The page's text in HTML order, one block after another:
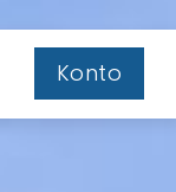
Konto